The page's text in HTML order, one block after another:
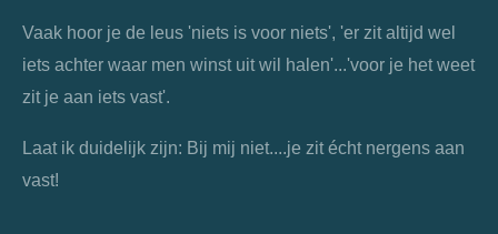
Vaak hoor je de leus 'niets is voor niets', 'er zit altijd wel
iets achter waar men winst uit wil halen'...'voor je het weet
zit je aan iets vast'.
Laat ik duidelijk zijn: Bij mij niet....je zit écht nergens aan
vast!